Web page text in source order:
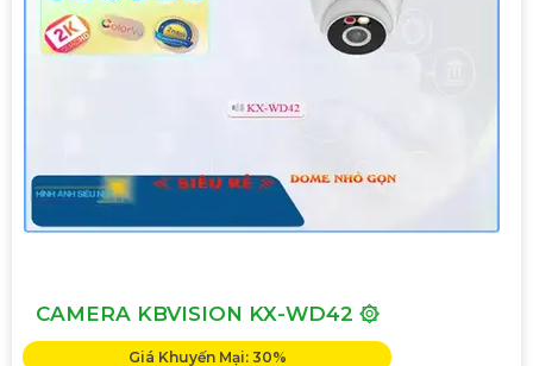
CAMERA KBVISION KX-WD42 ۞
Giá Khuyến Mại: 30%